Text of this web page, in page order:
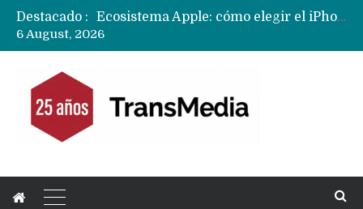
Destacado :
Nuevas filtraciones del Mate 90 Pro Max apuntan a potenciar las cámaras y pantalla OLED doble capa
6 August, 2026